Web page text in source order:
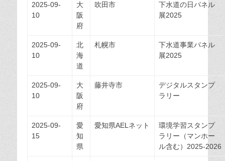
2025-09-
10
大
阪
府
吹田市
下水道の日パネル
展2025
2025-09-
10
北
海
道
札幌市
下水道事業パネル
展2025
2025-09-
10
大
阪
府
藤井寺市
デジタルスタンプ
ラリー
2025-09-
15
愛
知
県
愛知県AELネット
環境学習スタンプ
ラリー（マンホー
ル含む）2025-2026